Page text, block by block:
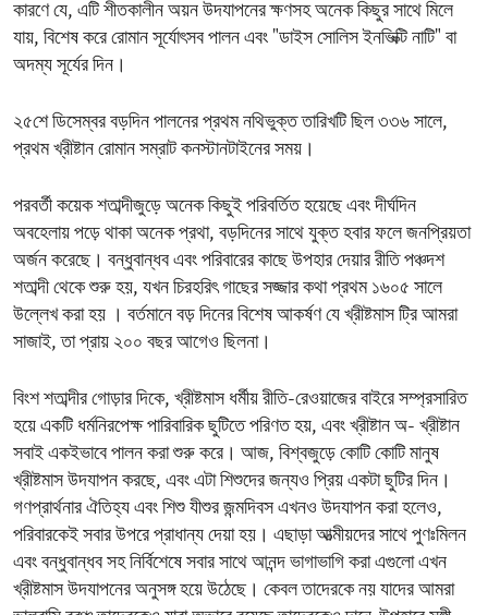
কারণে যে, এটি শীতকালীন অয়ন উদযাপনের ক্ষণসহ অনেক কিছুর সাথে মিলে
যায়, বিশেষ করে রোমান সূর্যোৎসব পালন এবং "ডাইস সোলিস ইনভিক্টি নাটি" বা
অদম্য সূর্যের দিন।
২৫শে ডিসেম্বর বড়দিন পালনের প্রথম নথিভুক্ত তারিখটি ছিল ৩৩৬ সালে,
প্রথম খ্রীষ্টান রোমান সম্রাট কনস্টানটাইনের সময়।
পরবর্তী কয়েক শতাব্দীজুড়ে অনেক কিছুই পরিবর্তিত হয়েছে এবং দীর্ঘদিন
অবহেলায় পড়ে থাকা অনেক প্রথা, বড়দিনের সাথে যুক্ত হবার ফলে জনপ্রিয়তা
অর্জন করেছে। বন্ধুবান্ধব এবং পরিবারের কাছে উপহার দেয়ার রীতি পঞ্চদশ
শতাব্দী থেকে শুরু হয়, যখন চিরহরিৎ গাছের সজ্জার কথা প্রথম ১৬০৫ সালে
উল্লেখ করা হয় । বর্তমানে বড় দিনের বিশেষ আকর্ষণ যে খ্রীষ্টমাস ট্রি আমরা
সাজাই, তা প্রায় ২০০ বছর আগেও ছিলনা।
বিংশ শতাব্দীর গোড়ার দিকে, খ্রীষ্টমাস ধর্মীয় রীতি-রেওয়াজের বাইরে সম্প্রসারিত
হয়ে একটি ধর্মনিরপেক্ষ পারিবারিক ছুটিতে পরিণত হয়, এবং খ্রীষ্টান অ- খ্রীষ্টান
সবাই একইভাবে পালন করা শুরু করে। আজ, বিশ্বজুড়ে কোটি কোটি মানুষ
খ্রীষ্টমাস উদযাপন করছে, এবং এটা শিশুদের জন্যও প্রিয় একটা ছুটির দিন।
গণপ্রার্থনার ঐতিহ্য এবং শিশু যীশুর জন্মদিবস এখনও উদযাপন করা হলেও,
পরিবারকেই সবার উপরে প্রাধান্য দেয়া হয়। এছাড়া আত্মীয়দের সাথে পুণঃমিলন
এবং বন্ধুবান্ধব সহ নির্বিশেষে সবার সাথে আনন্দ ভাগাভাগি করা এগুলো এখন
খ্রীষ্টমাস উদযাপনের অনুসঙ্গ হয়ে উঠেছে। কেবল তাদেরকে নয় যাদের আমরা